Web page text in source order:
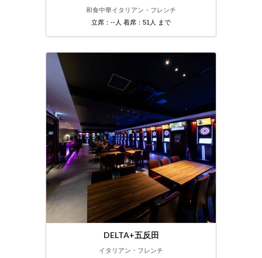
和食中華イタリアン・フレンチ
立席：--人 着席：51人 まで
DELTA+五反田
イタリアン・フレンチ